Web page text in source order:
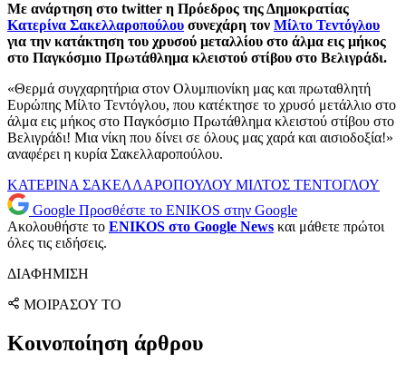
Με ανάρτηση στο twitter η Πρόεδρος της Δημοκρατίας
Κατερίνα Σακελλαροπούλου συνεχάρη τον Μίλτο Τεντόγλου
για την κατάκτηση του χρυσού μεταλλίου στο άλμα εις μήκος
στο Παγκόσμιο Πρωτάθλημα κλειστού στίβου στο Βελιγράδι.
«Θερμά συγχαρητήρια στον Ολυμπιονίκη μας και πρωταθλητή
Ευρώπης Μίλτο Τεντόγλου, που κατέκτησε το χρυσό μετάλλιο στο
άλμα εις μήκος στο Παγκόσμιο Πρωτάθλημα κλειστού στίβου στο
Βελιγράδι! Μια νίκη που δίνει σε όλους μας χαρά και αισιοδοξία!»
αναφέρει η κυρία Σακελλαροπούλου.
ΚΑΤΕΡΙΝΑ ΣΑΚΕΛΛΑΡΟΠΟΥΛΟΥ ΜΙΛΤΟΣ ΤΕΝΤΟΓΛΟΥ
Google Προσθέστε το ENIKOS στην Google
Ακολουθήστε το ENIKOS στο Google News και μάθετε πρώτοι
όλες τις ειδήσεις.
ΔΙΑΦΗΜΙΣΗ
ΜΟΙΡΑΣΟΥ ΤΟ
Κοινοποίηση άρθρου